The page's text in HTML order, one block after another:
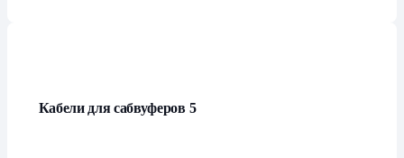
Кабели для сабвуферов 5